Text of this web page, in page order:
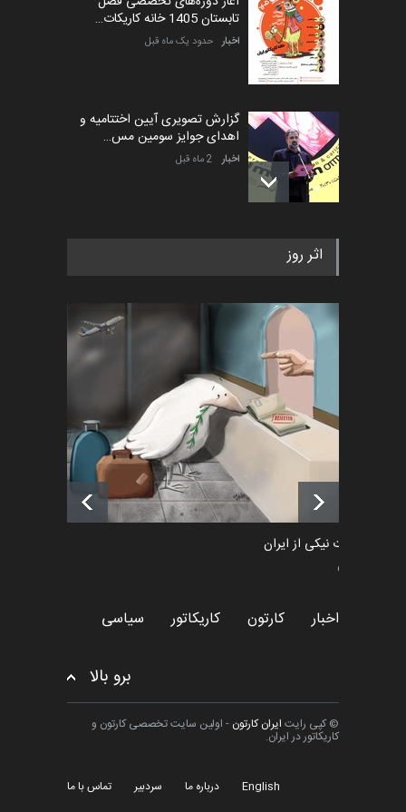
تابستان 1405 خانه کاریکات…
اخبار حدود یک ماه قبل
گزارش تصویری آیین اختتامیه و
اهدای جوایز سومین مس…
اخبار 2 ماه قبل
به یاد اردوغان باشول (۱۹۳۶–
اخبار 2 ماه قبل
رویداد کارگاهی کارتون و پوستر
«ایران سربلند» به ا…
اخبار 6 ماه قبل
فراخوان رویداد کارگاهی کارتون و
پوستر "ایران سربل…
اخبار 6 ماه قبل
اثر روز
طراوت نیکی از ایران
سیاسی
اخبار کارتون کاریکاتور سیاسی
برو بالا
© کپی رایت ایران کارتون - اولین سایت تخصصی کارتون و
کاریکاتور در ایران.
English درباره ما سردبیر تماس با ما